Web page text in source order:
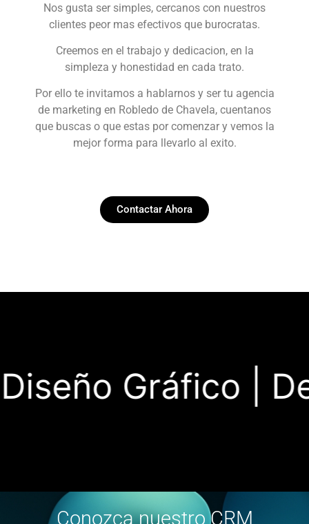
Nos gusta ser simples, cercanos con nuestros
clientes peor mas efectivos que burocratas.
Creemos en el trabajo y dedicacion, en la
simpleza y honestidad en cada trato.
Por ello te invitamos a hablarnos y ser tu agencia
de marketing en Robledo de Chavela, cuentanos
que buscas o que estas por comenzar y vemos la
mejor forma para llevarlo al exito.
Contactar Ahora
Gráfico |
Conozca nuestro CRM